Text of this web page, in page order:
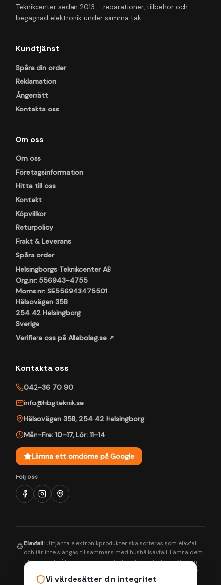
Vi värdesätter din integritet
Teknikcenter sedan 2013 – reparationer, tillbehör och
begagnad elektronik under samma tak.
Kundtjänst
Spåra din order
Reklamation
Ångerrätt
Kontakta oss
Om oss
Om oss
Företagsinformation
Hitta till oss
Kontakt
Köpvillkor
Returpolicy
Frakt & Leverans
Spåra order
Helsingborgs Teknikcenter AB
Org.nr: 556943-4755
Moms.nr: SE556943475501
Hälsovägen 35B
254 42 Helsingborg
Sverige
Verifiera oss på Allabolag.se ↗
Kontakta oss
042-36 70 90
info@hbgteknik.se
Hälsovägen 35B, 254 42 Helsingborg
Mån–Fre: 10–17, Lör: 11–14
Lämna ett omdöme på Google
Följ oss
♻️Elavfall: Uttjänta elektronikprodukter ska sorteras som elavfall
och får inte slängas tillsammans med hushållsavfall. Lämna dem
till närmaste återvinningscentral eller till oss i butiken. Genom
korrekt hantering bidrar du till en bättre miljö och säkerställer
att farliga ämnen tas om hand på rätt sätt.